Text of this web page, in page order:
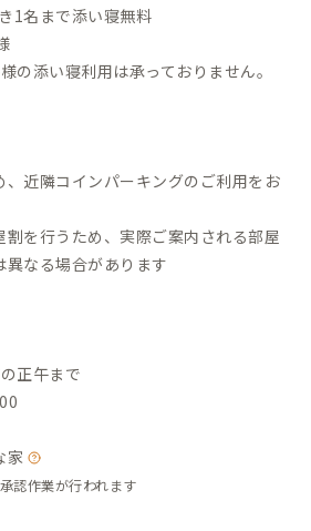
1名まで添い寝無料
の添い寝利用は承っておりません。
、近隣コインパーキングのご利用をお
割を行うため、実際ご案内される部屋
なる場合があります
正午まで
家
認作業が行われます